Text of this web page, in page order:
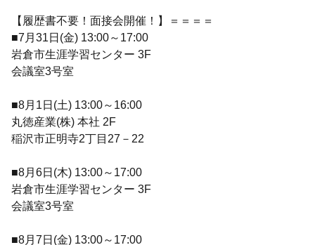
【履歴書不要！面接会開催！】＝＝＝＝
■7月31日(金) 13:00～17:00
岩倉市生涯学習センター 3F
会議室3号室
■8月1日(土) 13:00～16:00
丸徳産業(株) 本社 2F
稲沢市正明寺2丁目27－22
■8月6日(木) 13:00～17:00
岩倉市生涯学習センター 3F
会議室3号室
■8月7日(金) 13:00～17:00